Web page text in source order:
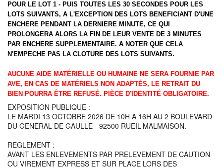
POUR LE LOT 1 - PUIS TOUTES LES 30 SECONDES POUR LES
LOTS SUIVANTS, A L'EXCEPTION DES LOTS BENEFICIANT D'UNE
ENCHERE PENDANT LA DERNIERE MINUTE, CE QUI
PROLONGERA ALORS LA FIN DE LEUR VENTE DE 3 MINUTES
PAR ENCHERE SUPPLEMENTAIRE. A NOTER QUE CELA
N'EMPECHE PAS LA CLOTURE DES LOTS SUIVANTS.
AUCUNE AIDE MATÉRIELLE OU HUMAINE NE SERA FOURNIE PAR
AVE, EN CAS DE MATÉRIELS NON ADAPTÉS, LE RETRAIT DU
BIEN POURRA ÊTRE REFUSÉ. PIÈCE D'IDENTITÉ OBLIGATOIRE.
EXPOSITION PUBLIQUE :
LE MARDI 13 OCTOBRE 2026 DE 10H A 16H AU 2 BOULEVARD
DU GENERAL DE GAULLE - 92500 RUEIL-MALMAISON.
REGLEMENT :
AVANT LES ENLEVEMENTS PAR PRELEVEMENT DE CAUTION
OU VIREMENT EXPRESS ET SUR PLACE LORS DES